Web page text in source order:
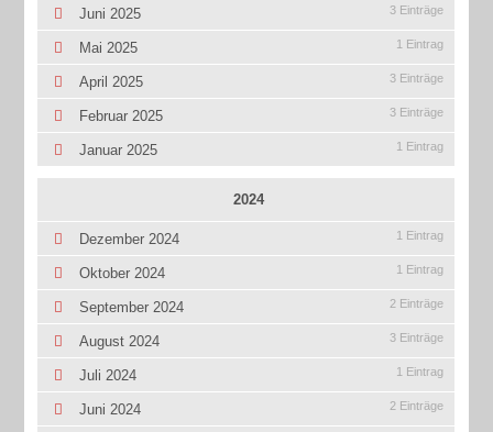
Juni 2025 3 Einträge
Mai 2025 1 Eintrag
April 2025 3 Einträge
Februar 2025 3 Einträge
Januar 2025 1 Eintrag
2024
Dezember 2024 1 Eintrag
Oktober 2024 1 Eintrag
September 2024 2 Einträge
August 2024 3 Einträge
Juli 2024 1 Eintrag
Juni 2024 2 Einträge